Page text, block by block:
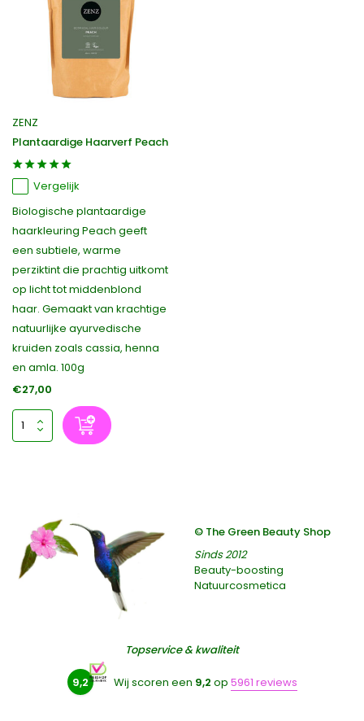
ZENZ
Plantaardige Haarverf Peach
Vergelijk
Biologische plantaardige
haarkleuring Peach geeft
een subtiele, warme
perziktint die prachtig uitkomt
op licht tot middenblond
haar. Gemaakt van krachtige
natuurlijke ayurvedische
kruiden zoals cassia, henna
en amla. 100g
€27,00
© The Green Beauty Shop
Sinds 2012
Beauty-boosting
Natuurcosmetica
Topservice & kwaliteit
9,2 Wij scoren een 9,2 op 5961 reviews